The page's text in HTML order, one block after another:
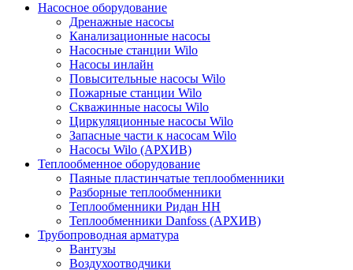
Насосное оборудование
Дренажные насосы
Канализационные насосы
Насосные станции Wilo
Насосы инлайн
Повысительные насосы Wilo
Пожарные станции Wilo
Скважинные насосы Wilo
Циркуляционные насосы Wilo
Запасные части к насосам Wilo
Насосы Wilo (АРХИВ)
Теплообменное оборудование
Паяные пластинчатые теплообменники
Разборные теплообменники
Теплообменники Ридан НН
Теплообменники Danfoss (АРХИВ)
Трубопроводная арматура
Вантузы
Воздухоотводчики